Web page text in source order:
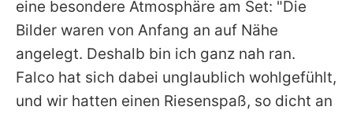
eine besondere Atmosphäre am Set: "Die
Bilder waren von Anfang an auf Nähe
angelegt. Deshalb bin ich ganz nah ran.
Falco hat sich dabei unglaublich wohlgefühlt,
und wir hatten einen Riesenspaß, so dicht an